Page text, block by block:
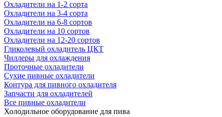
Охладители на 1-2 сорта
Охладители на 3-4 сорта
Охладители на 6-8 сортов
Охладители на 10 сортов
Охладители на 12-20 сортов
Гликолевый охладитель ЦКТ
Чиллеры для охлаждения
Проточные охладители
Сухие пивные охладители
Контура для пивного охладителя
Запчасти для охладителей
Все пивные охладители
Холодильное оборудование для пива